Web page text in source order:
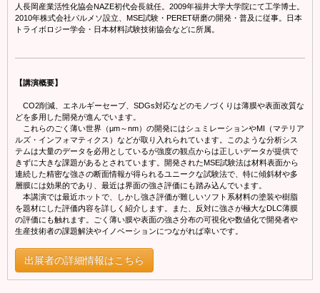
人長岡産業活性化協会NAZE初代会長就任。2009年福井大学大学院にて工学博士。
2010年株式会社パルメソ設立、MSE試験・PERET研磨の開発・普及に従事。日本
トライボロジー学会・日本材料試験技術協会などに所属。
【講演概要】
CO2削減、エネルギーセーブ、SDGs対応などのモノづくりは薄膜や表面改質な
どを多用した開発が進んでいます。
これらのごく薄い世界（μm～nm）の開発にはシュミレーションやMI（マテリア
ルズ・インフォマティクス）などが取り入れられています。このような分析シス
テムは大量のデータを必用としているが強度の観点からは正しいデータが提供で
きずに大きな課題があるとされています。開発されたMSE試験法は材料表面から
連続した精密な強さの断面情報が得られるユニークな試験法で、特に傾斜材や多
層膜には効果的であり、最近は界面の強さ評価にも踏み込んでいます。
本講演では最近ホットで、しかし強さ評価が難しいソフト系材料の塗装や樹脂
を題材にした評価内容を詳しく紹介します。また、反対に強さが極大なDLC薄膜
の評価にも触れます。ごく薄い膜や表面の強さ分布の可視化や数値化で開発者や
生産技術者の課題解決やイノベーションにつながれば幸いです。
出展者の詳細情報はこちら